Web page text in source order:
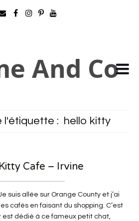
l'étiquette : hello kitty
Cafe – Irvine
suis allée sur Orange County et j’ai
cafés en faisant du shopping. C’est
est dédié à ce fameux petit chat,